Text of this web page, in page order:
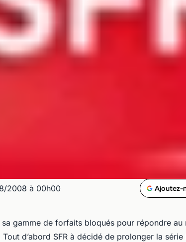
2008 à 00h00 Ajoutez-
sa gamme de forfaits bloqués pour répondre au
d’abord SFR à décidé de prolonger la série